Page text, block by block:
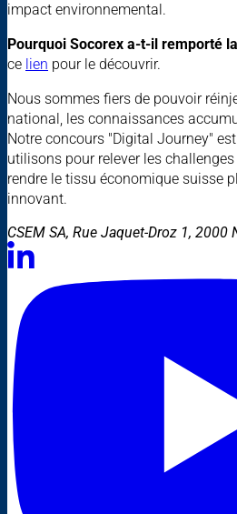
impact environnemental.
Pourquoi Socorex a-t-il remporté
ce lien pour le découvrir.
Nous sommes fiers de pouvoir
national, les connaissances
Notre concours "Digital Journey"
utilisons pour relever les
rendre le tissu économique suisse
innovant.
CSEM SA, Rue Jaquet-Droz 1, 2000